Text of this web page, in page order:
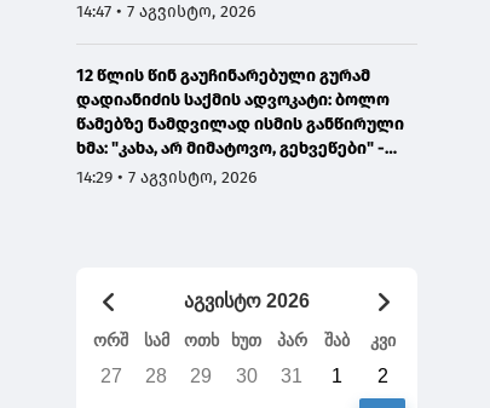
წერია მასალებში"
14:47 • 7 აგვისტო, 2026
12 წლის წინ გაუჩინარებული გურამ
დადიანიძის საქმის ადვოკატი: ბოლო
წამებზე ნამდვილად ისმის განწირული
ხმა: "კახა, არ მიმატოვო, გეხვეწები" -
ვიდეოს დადებას ვაპირებდით
14:29 • 7 აგვისტო, 2026
აგვისტო 2026
ორშ სამ ოთხ ხუთ პარ შაბ კვი
27 28 29 30 31 1 2